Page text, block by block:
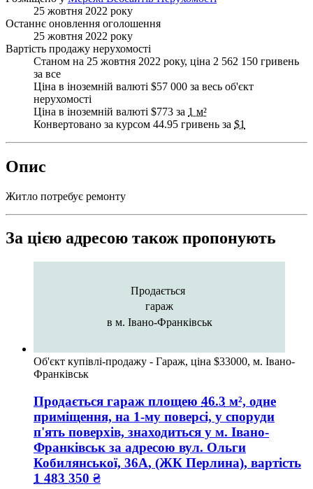
25 жовтня 2022 року
Останнє оновлення оголошення
25 жовтня 2022 року
Вартість продажу нерухомості
Станом на 25 жовтня 2022 року, ціна 2 562 150 гривень
за все
Ціна в іноземній валюті $57 000 за весь об'єкт
нерухомості
Ціна в іноземній валюті $773 за 1 м²
Конвертовано за курсом 44.95 гривень за $1
Опис
Житло потребує ремонту
За цією адресою також пропонують
Продається
гараж
в м. Івано-Франківськ
Об'єкт купівлі-продажу - Гараж, ціна $33000, м. Івано-
Франківськ
Продається гараж площею 46.3 м², одне
приміщення, на 1-му поверсі, у споруди
п'ять поверхів, знаходиться у м. Івано-
Франківськ за адресою вул. Ольги
Кобилянської, 36А, (ЖК Перлина), вартість
1 483 350 ₴